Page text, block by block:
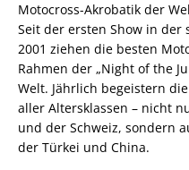
Motocross-Akrobatik der
Seit der ersten Show in der
2001 ziehen die besten
Rahmen der „Night of the
Welt. Jährlich begeistern
aller Altersklassen – nicht
und der Schweiz, sondern
der Türkei und China.